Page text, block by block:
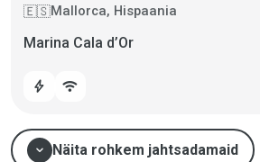
🇪🇸Mallorca, Hispaania
Marina Cala d’Or
bolt wifi
expand_more Näita rohkem jahtsadamaid